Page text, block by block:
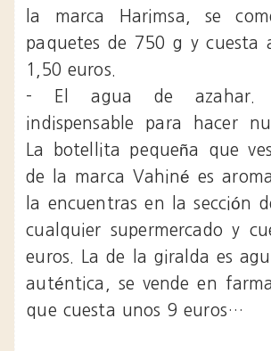
la marca Harimsa, se
paquetes de 750 g y cuesta
1,50 euros.
- El agua de azahar.
indispensable para hacer
La botellita pequeña que
de la marca Vahiné es
la encuentras en la sección
cualquier supermercado y
euros. La de la giralda es
auténtica, se vende en
que cuesta unos 9 euros…